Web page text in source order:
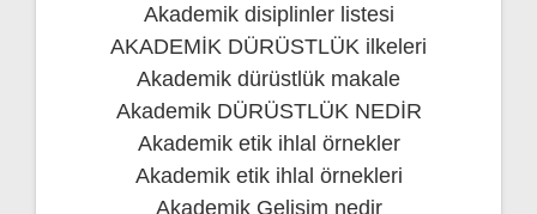
Akademik disiplinler listesi
AKADEMİK DÜRÜSTLÜK ilkeleri
Akademik dürüstlük makale
Akademik DÜRÜSTLÜK NEDİR
Akademik etik ihlal örnekler
Akademik etik ihlal örnekleri
Akademik Gelişim nedir